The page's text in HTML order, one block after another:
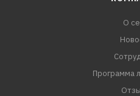
О
Программа